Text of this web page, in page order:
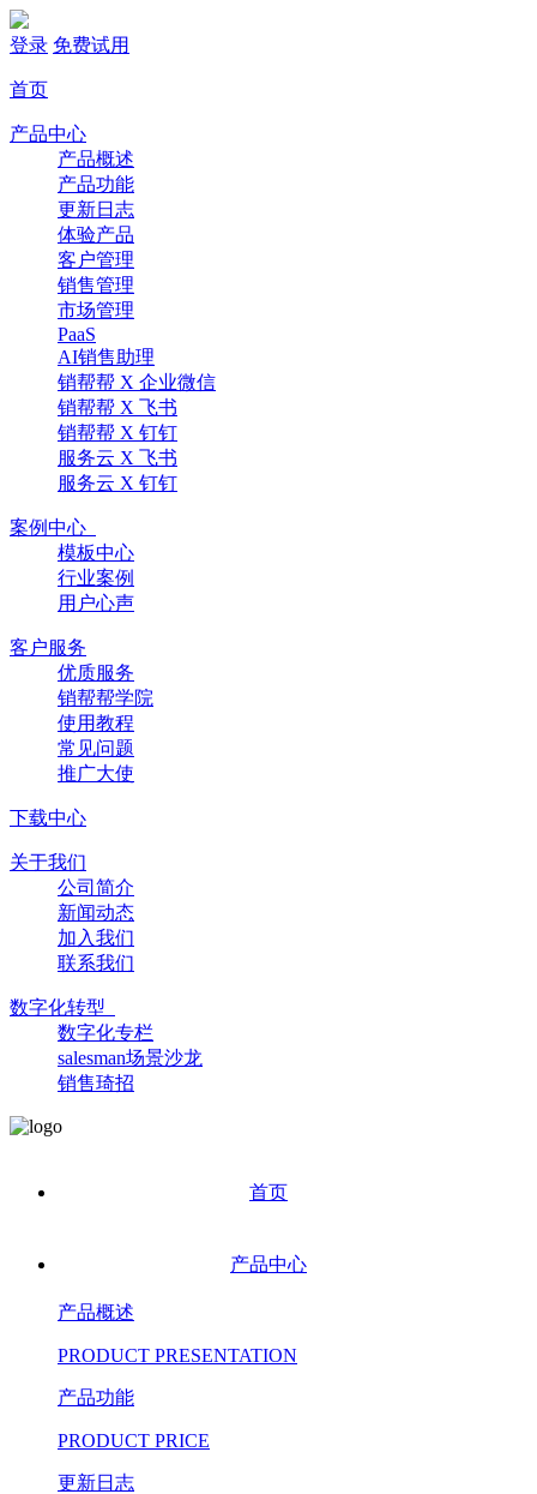
登录 免费试用
首页
产品中心
产品概述
产品功能
更新日志
体验产品
客户管理
销售管理
市场管理
PaaS
AI销售助理
销帮帮 X 企业微信
销帮帮 X 飞书
销帮帮 X 钉钉
服务云 X 飞书
服务云 X 钉钉
案例中心
模板中心
行业案例
用户心声
客户服务
优质服务
销帮帮学院
使用教程
常见问题
推广大使
下载中心
关于我们
公司简介
新闻动态
加入我们
联系我们
数字化转型
数字化专栏
salesman场景沙龙
销售琦招
首页
产品中心
产品概述
PRODUCT PRESENTATION
产品功能
PRODUCT PRICE
更新日志